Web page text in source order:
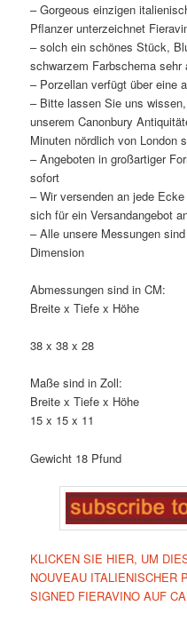
– Gorgeous einzigen
Pflanzer unterzeichnet
– solch ein schönes Stück,
schwarzem Farbschema sehr
– Porzellan verfügt über eine
– Bitte lassen Sie uns
unserem Canonbury
Minuten nördlich von London
– Angeboten in großartiger
sofort
– Wir versenden an jede
sich für ein Versandangebot
– Alle unsere Messungen
Dimension
Abmessungen sind in CM:
Breite x Tiefe x Höhe
38 x 38 x 28
Maße sind in Zoll:
Breite x Tiefe x Höhe
15 x 15 x 11
Gewicht 18 Pfund
KLICKEN SIE HIER, UM
NOUVEAU ITALIENISCHER
SIGNED FIERAVINO AUF